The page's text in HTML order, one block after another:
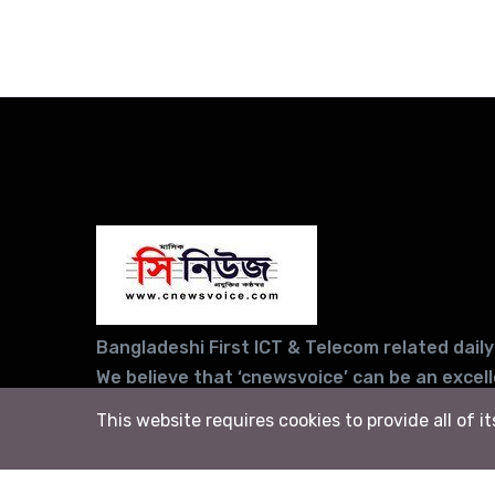
Bangladeshi First ICT & Telecom related
We believe that ‘cnewsvoice’ can be an
your products/services information to the
sections of people in general and your
This website requires cookies to provide all of